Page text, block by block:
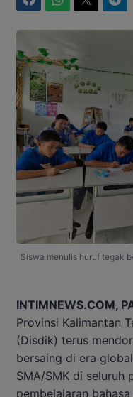
Siswa menulis huruf tegak
INTIMNEWS.COM,
Provinsi Kalimantan
(Disdik) terus
bersaing di era
SMA/SMK di seluruh
pembelajaran